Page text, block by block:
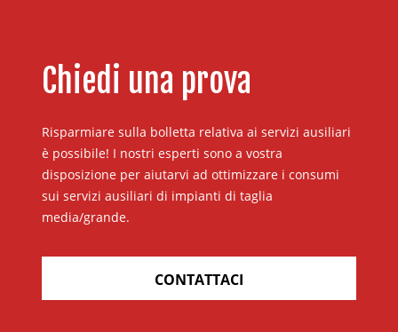
Chiedi una prova
Risparmiare sulla bolletta relativa ai servizi ausiliari
è possibile! I nostri esperti sono a vostra
disposizione per aiutarvi ad ottimizzare i consumi
sui servizi ausiliari di impianti di taglia
media/grande.
CONTATTACI